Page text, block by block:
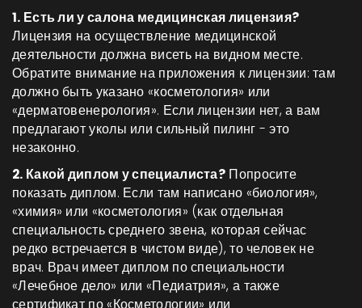
1. Есть ли у салона медицинская лицензия?
Лицензия на осуществление медицинской
деятельности должна висеть на видном месте.
Обратите внимание на приложения к лицензии: там
должно быть указано «косметология» или
«дерматовенерология». Если лицензии нет, а вам
предлагают уколы или сильный пилинг - это
незаконно.
2. Какой диплом у специалиста? Попросите
показать диплом. Если там написано «биология»,
«химия» или «косметология» (как отдельная
специальность среднего звена, которая сейчас
редко встречается в чистом виде), то человек не
врач. Врач имеет диплом по специальности
«Лечебное дело» или «Педиатрия», а также
сертификат по «Косметологии» или